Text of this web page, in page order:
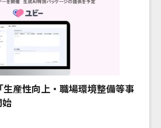
産性向上・職場環境整備等事
始